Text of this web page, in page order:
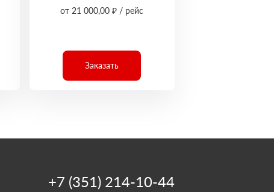
от 21 000,00 ₽ / рейс
Заказать
+7 (351) 214-10-44